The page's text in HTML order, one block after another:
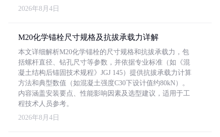
2026年8月4日
M20化学锚栓尺寸规格及抗拔承载力详解
本文详细解析M20化学锚栓的尺寸规格和抗拔承载力，包
括螺杆直径、钻孔尺寸等参数，并依据专业标准（如《混
凝土结构后锚固技术规程》JGJ 145）提供抗拔承载力计算
方法和典型数值（如混凝土强度C30下设计值约80kN）。
内容涵盖安装要点、性能影响因素及选型建议，适用于工
程技术人员参考。
2026年8月4日